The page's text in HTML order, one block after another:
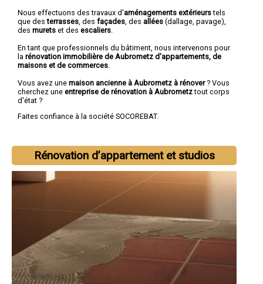
Nous effectuons des travaux d'aménagements extérieurstels
que desterrasses , des façades , des allées (dallage, pavage),
des murets et des escaliers
En tant que professionnels du bâtiment, nous intervenons pour
la rénovation immobilière de Aubrometz d'appartements, de
maisons et de commerces
Vous avez une maison ancienne à Aubrometz à rénover? Vous
cherchez une entreprise de rénovation à Aubrometztout corps
d'état ?
Faites confiance à la société SOCOREBAT.
Rénovation d’appartement et studios